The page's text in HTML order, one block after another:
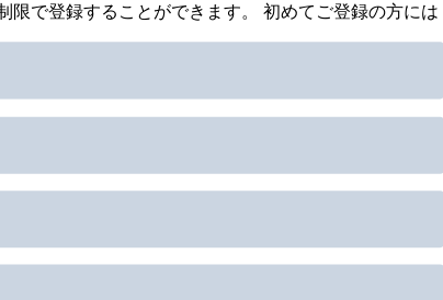
で登録することができます。 初めてご登録の方には